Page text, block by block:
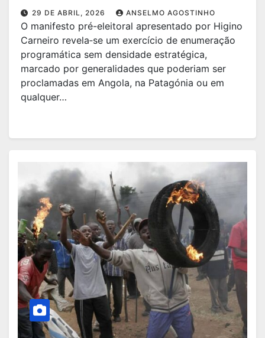
29 DE ABRIL, 2026 ANSELMO AGOSTINHO
O manifesto pré-eleitoral apresentado por Higino
Carneiro revela‑se um exercício de enumeração
programática sem densidade estratégica,
marcado por generalidades que poderiam ser
proclamadas em Angola, na Patagónia ou em
qualquer…